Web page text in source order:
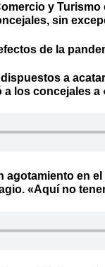
y
sin
de la
a
los concejales
en
«Aquí no